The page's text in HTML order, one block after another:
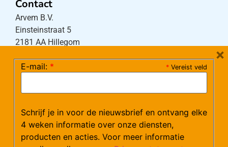
Contact
Arvem B.V.
Einsteinstraat 5
2181 AA Hillegom
(maandag – donderdag 08:30-17:15 uur / vrijdag
Mail:klantenservice@arvem.nl
* Vereist veld
E-mail: *
Schrijf je in voor de nieuwsbrief en ontvang elke
4 weken informatie over onze diensten,
producten en acties. Voor meer informatie
×